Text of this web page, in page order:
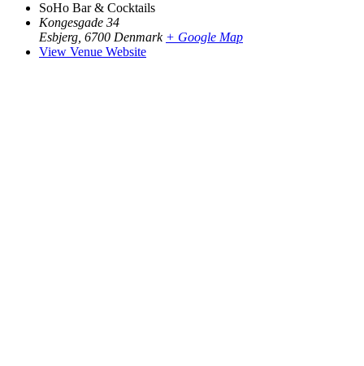
SoHo Bar & Cocktails
Kongesgade 34
Esbjerg 6700 Denmark + Google Map
View Venue Website